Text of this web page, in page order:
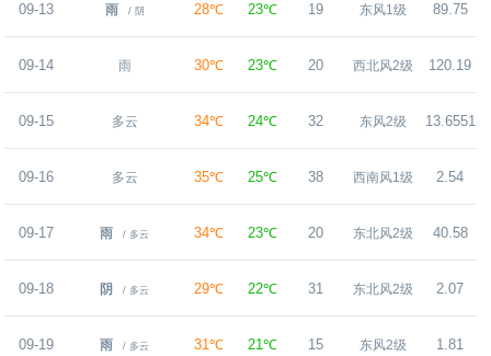
09-13 雨 / 阴 28℃ 23℃ 19 东风1级 89.75
09-14 雨 30℃ 23℃ 20 西北风2级 120.19
09-15 多云 34℃ 24℃ 32 东风2级 13.6551
09-16 多云 35℃ 25℃ 38 西南风1级 2.54
09-17 雨 / 多云 34℃ 23℃ 20 东北风2级 40.58
09-18 阴 / 多云 29℃ 22℃ 31 东北风2级 2.07
09-19 雨 / 多云 31℃ 21℃ 15 东风2级 1.81